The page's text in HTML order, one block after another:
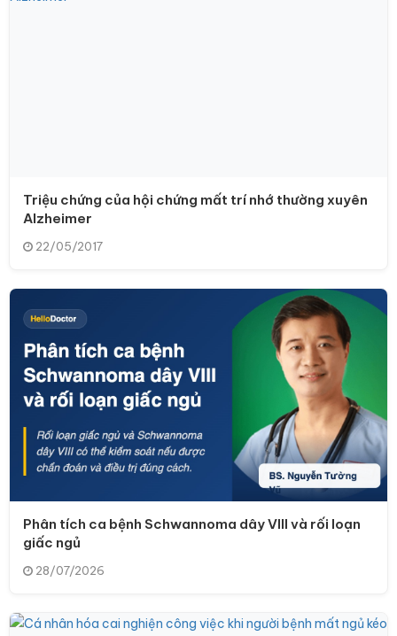
Triệu chứng của hội chứng mất trí nhớ thường xuyên
Alzheimer
22/05/2017
Phân tích ca bệnh Schwannoma dây VIII và rối loạn
giấc ngủ
28/07/2026